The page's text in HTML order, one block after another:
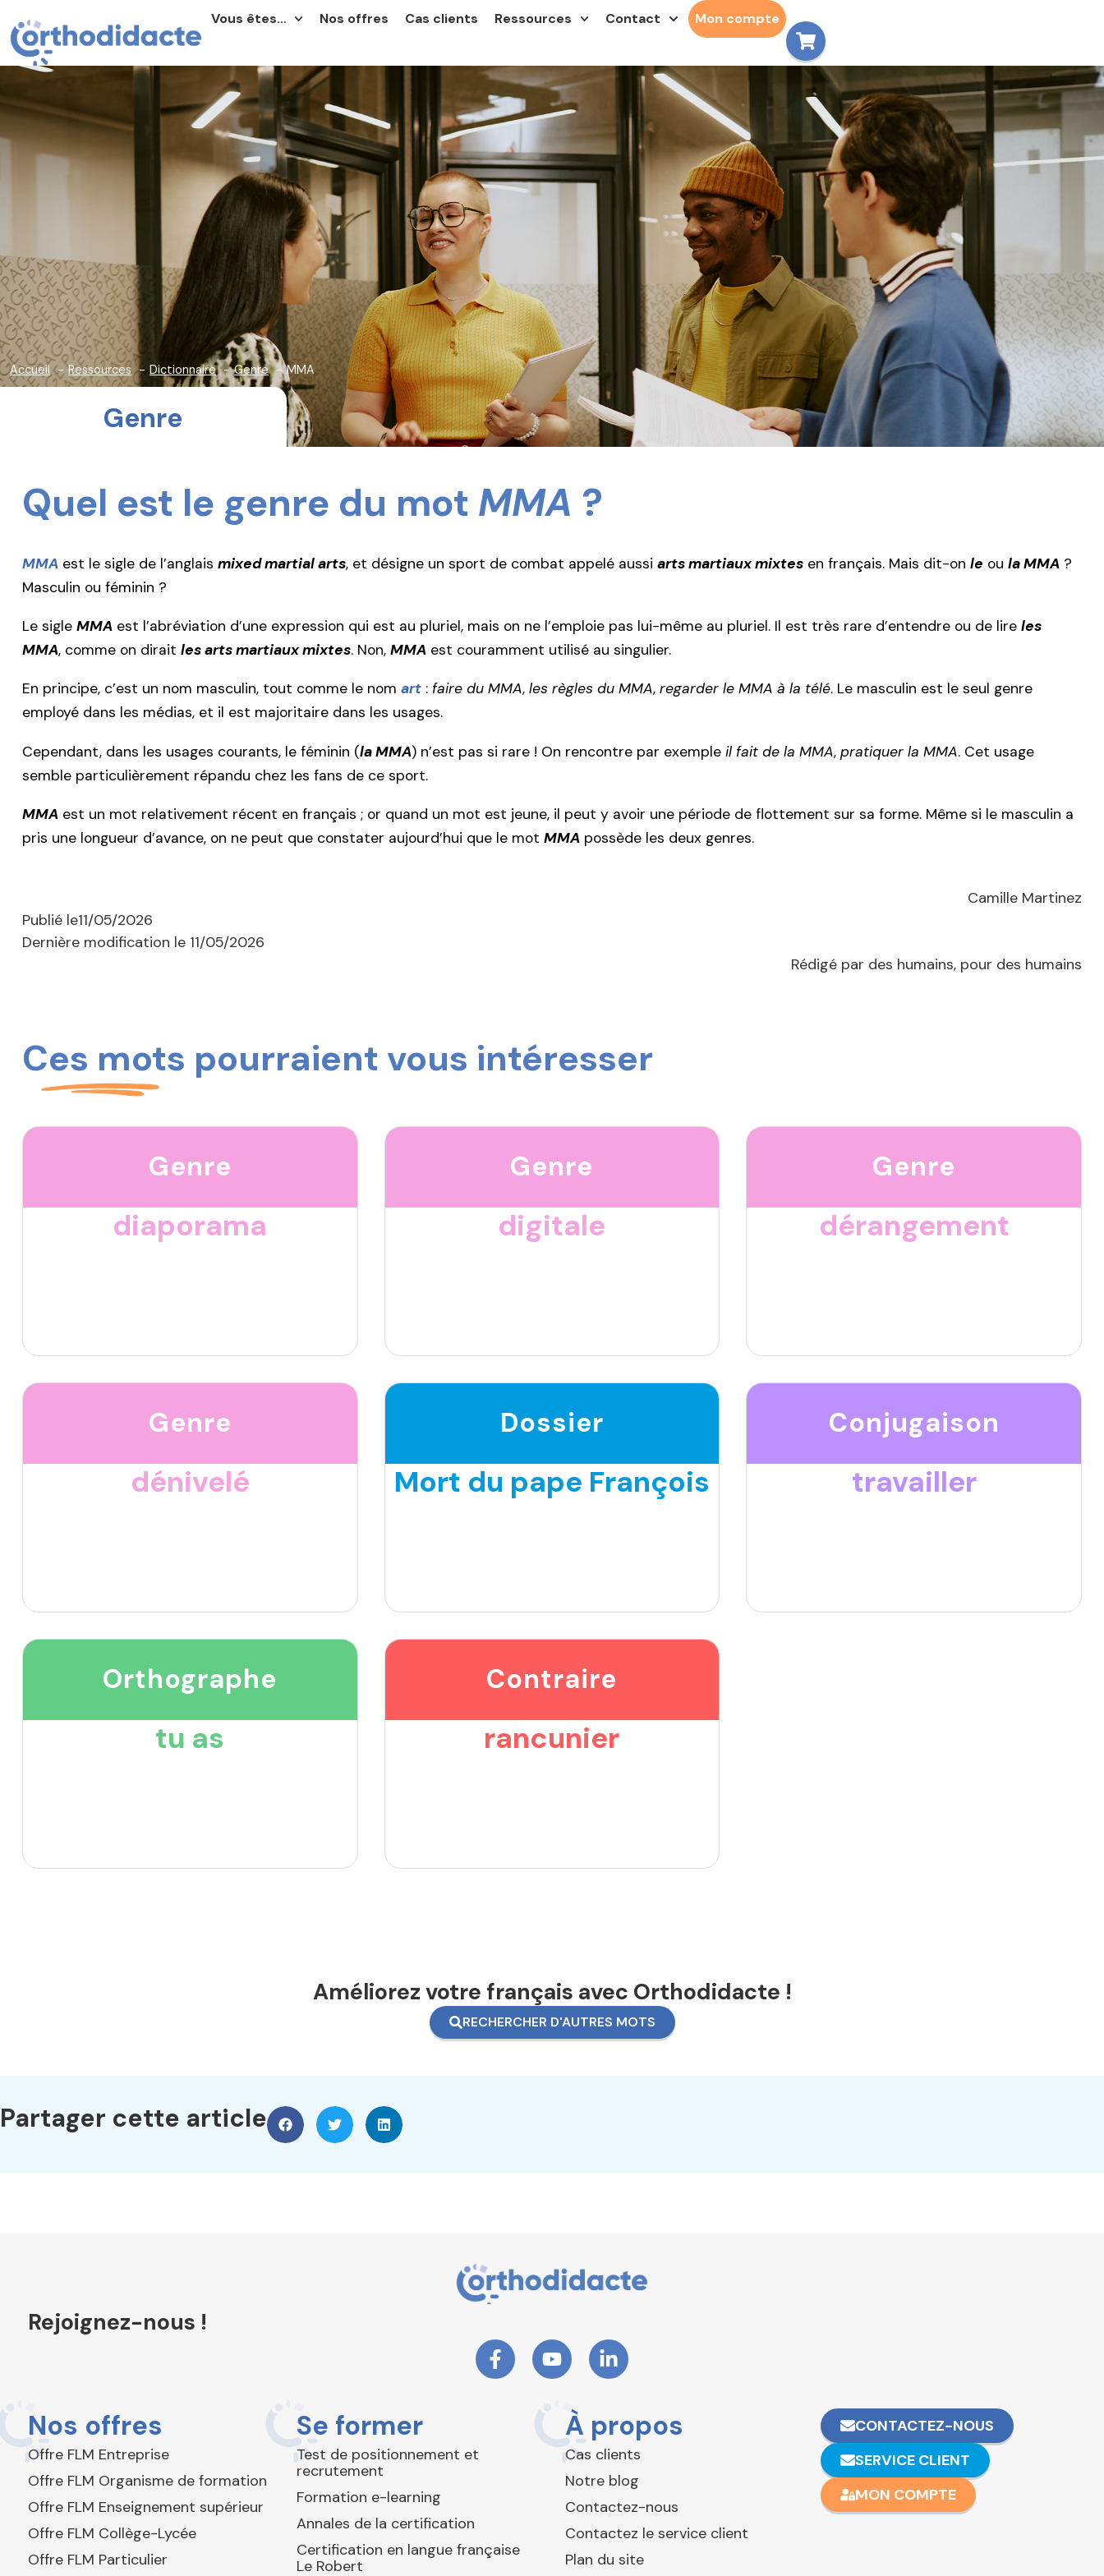
Vous êtes… Nos offres Cas clients Ressources Contact Mon compte
Accueil Ressources Dictionnaire Genre MMA
Genre
Quel est le genre du mot MMA ?
MMA est le sigle de l’anglais mixed martial arts, et désigne un sport de combat appelé aussi arts martiaux mixtes en français. Mais dit-on le ou la MMA ?
Masculin ou féminin ?
Le sigle MMA est l’abréviation d’une expression qui est au pluriel, mais on ne l’emploie pas lui-même au pluriel. Il est très rare d’entendre ou de lire les
MMA, comme on dirait les arts martiaux mixtes. Non, MMA est couramment utilisé au singulier.
En principe, c’est un nom masculin, tout comme le nom art : faire du MMA, les règles du MMA, regarder le MMA à la télé. Le masculin est le seul genre
employé dans les médias, et il est majoritaire dans les usages.
Cependant, dans les usages courants, le féminin (la MMA) n’est pas si rare ! On rencontre par exemple il fait de la MMA, pratiquer la MMA. Cet usage
semble particulièrement répandu chez les fans de ce sport.
MMA est un mot relativement récent en français ; or quand un mot est jeune, il peut y avoir une période de flottement sur sa forme. Même si le masculin a
pris une longueur d’avance, on ne peut que constater aujourd’hui que le mot MMA possède les deux genres.
Camille Martinez
Publié le11/05/2026
Dernière modification le 11/05/2026
Rédigé par des humains, pour des humains
Ces mots pourraient vous intéresser
Genre
diaporama
Genre
digitale
Genre
dérangement
Genre
dénivelé
Dossier
Mort du pape François
Conjugaison
travailler
Orthographe
tu as
Contraire
rancunier
Améliorez votre français avec Orthodidacte !
RECHERCHER D'AUTRES MOTS
Partager cette article
Rejoignez-nous !
Nos offres
Offre FLM Entreprise
Offre FLM Organisme de formation
Offre FLM Enseignement supérieur
Offre FLM Collège-Lycée
Offre FLM Particulier
Se former
Test de positionnement et
recrutement
Formation e-learning
Annales de la certification
Certification en langue française
Le Robert
À propos
Cas clients
Notre blog
Contactez-nous
Contactez le service client
Plan du site
CONTACTEZ-NOUS
SERVICE CLIENT
MON COMPTE